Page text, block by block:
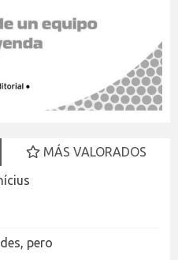
MÁS VALORADOS
pero